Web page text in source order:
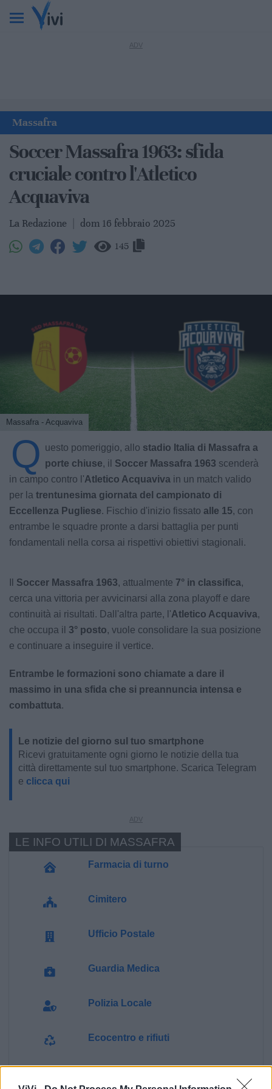
Massafra
Soccer Massafra 1963: sfida
cruciale contro l'Atletico
Acquaviva
La Redazione dom 16 febbraio 2025
145
Massafra - Acquaviva
Q uesto pomeriggio, allo stadio Italia di Massafra a
porte chiuse, il Soccer Massafra 1963 scenderà
in campo contro l'Atletico Acquaviva in un match valido
per la trentunesima giornata del campionato di
Eccellenza Pugliese. Fischio d'inizio fissato alle 15, con
entrambe le squadre pronte a darsi battaglia per punti
fondamentali nella corsa ai rispettivi obiettivi stagionali.
Soccer Massafra 1963, attualmente 7° in classifica,
cerca una vittoria per avvicinarsi alla zona playoff e dare
continuità ai risultati. Dall'altra parte, l'Atletico Acquaviva,
che occupa il 3° posto, vuole consolidare la sua posizione
e continuare a inseguire il vertice.
Entrambe le formazioni sono chiamate a dare il
massimo in una sfida che si preannuncia intensa e
combattuta.
Le notizie del giorno sul tuo smartphone
Ricevi gratuitamente ogni giorno le notizie della tua
città direttamente sul tuo smartphone. Scarica Telegram
e clicca qui
Farmacia di turno
Cimitero
Ufficio Postale
Guardia Medica
Polizia Locale
Ecocentro e rifiuti
LE INFO UTILI DI MASSAFRA